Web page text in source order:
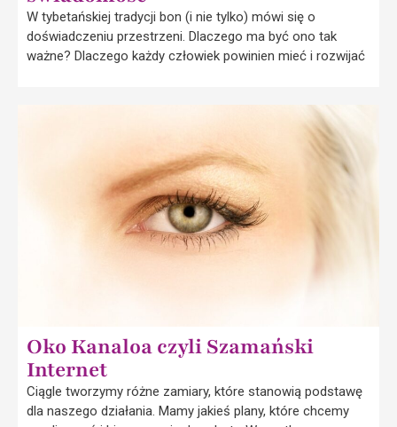
W tybetańskiej tradycji bon (i nie tylko) mówi się o
doświadczeniu przestrzeni. Dlaczego ma być ono tak
ważne? Dlaczego każdy człowiek powinien mieć i rozwijać
Oko Kanaloa czyli Szamański
Internet
Ciągle tworzymy różne zamiary, które stanowią podstawę
dla naszego działania. Mamy jakieś plany, które chcemy